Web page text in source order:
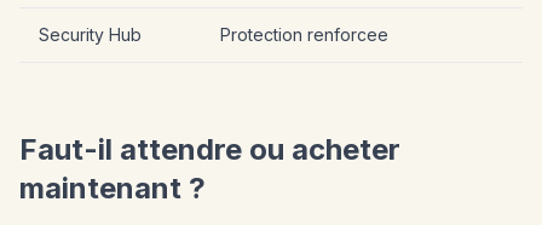
Security Hub Protection renforcee
Faut-il attendre ou acheter
maintenant ?